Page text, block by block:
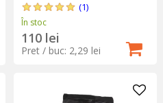
(1)
În stoc
110 lei
Pret / buc: 2,29 lei